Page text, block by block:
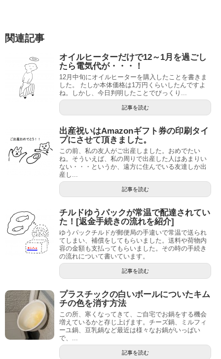
関連記事
オイルヒーターだけで12～1月を過ごし
たら電気代が・・・！
12月中旬にオイルヒーターを購入したことを書きま
した。 たしか本体価格は1万円くらいしたんですよ
ね。しかし、今日判明したことでびっくり...
記事を読む
出産祝いはAmazonギフト券の印刷タイ
プにさせて頂きました。
この前、私の友人がご出産しました。おめでたい
ね。そういえば、私の周りで出産した人はあまりい
ない・・・というか、遠方に住んでいる友達しか出
産し...
記事を読む
チルドゆうパックが常温で配達されてい
た！[返金手続きの流れを紹介]
ゆうパックチルドが郵便局の手違いで常温で送られ
てしまい、補償をしてもらいました。送料や荷物内
容の金額も支払ってもらいました。その時の手続き
の流れについて書いています。
記事を読む
プラスチックの白いボールについたキム
チの色を消す方法
この所、寒くなってきて、ご自宅でお鍋をする機会
増えているかと存じ上げます。チーズ鍋、ミルフィ
ーユ鍋、豆乳鍋など最近は様々なお鍋がいっぱい
で、...
記事を読む